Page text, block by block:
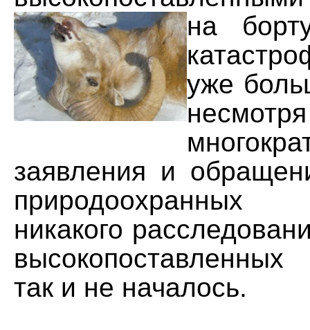
на
уже
заявления и
природоохранных
никакого
так и не началось.